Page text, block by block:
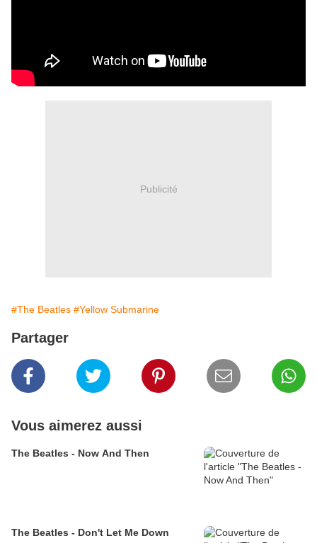
Publicité
#The Beatles #Yellow Submarine
Partager
Vous aimerez aussi
The Beatles - Now And Then
The Beatles - Don't Let Me Down